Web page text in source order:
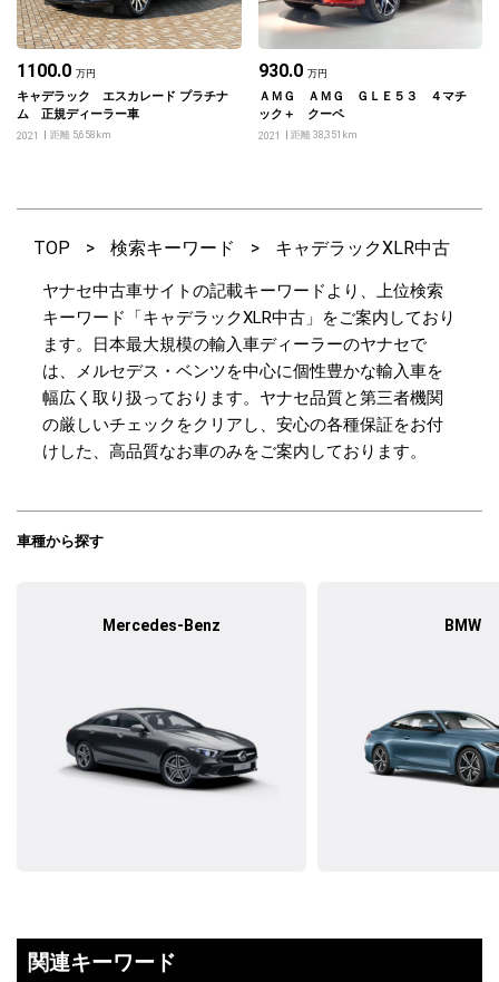
1100.0 万円
キャデラック エスカレード プラチナ
ム 正規ディーラー車
2021 距離 5,658km
930.0 万円
ＡＭＧ ＡＭＧ ＧＬＥ５３ ４マチ
ック＋ クーペ
2021 距離 38,351km
TOP > 検索キーワード > キャデラックXLR中古
ヤナセ中古車サイトの記載キーワードより、上位検索
キーワード「キャデラックXLR中古」をご案内しており
ます。日本最大規模の輸入車ディーラーのヤナセで
は、メルセデス・ベンツを中心に個性豊かな輸入車を
幅広く取り扱っております。ヤナセ品質と第三者機関
の厳しいチェックをクリアし、安心の各種保証をお付
けした、高品質なお車のみをご案内しております。
車種から探す
Mercedes-Benz BMW
関連キーワード